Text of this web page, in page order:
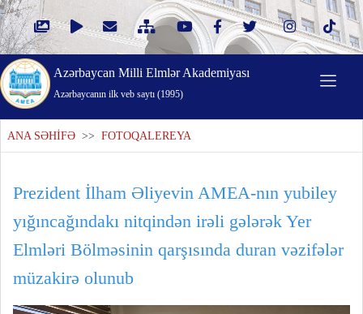
Azərbaycan Milli Elmlər Akademiyası
Azərbaycanın ilk veb saytı (1995)
ANA SƏHİFƏ >> FOTOQALEREYA
Prezident İlham Əliyevin AMEA-nın yubiley
yığıncağındakı nitqindən irəli gələrək Yer
Elmləri Bölməsinin qarşısında duran vəzifələr
müzakirə olunub